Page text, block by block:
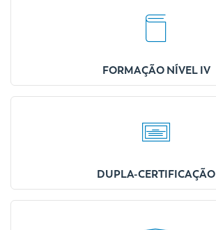
FORMAÇÃO NÍVEL IV
DUPLA-CERTIFICAÇÃO